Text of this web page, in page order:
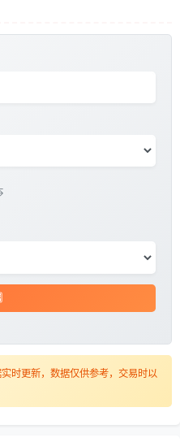
时更新，数据仅供参考，交易时以